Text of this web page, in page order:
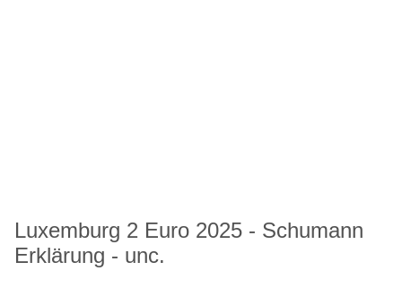
Luxemburg 2 Euro 2025 - Schumann
Erklärung - unc.